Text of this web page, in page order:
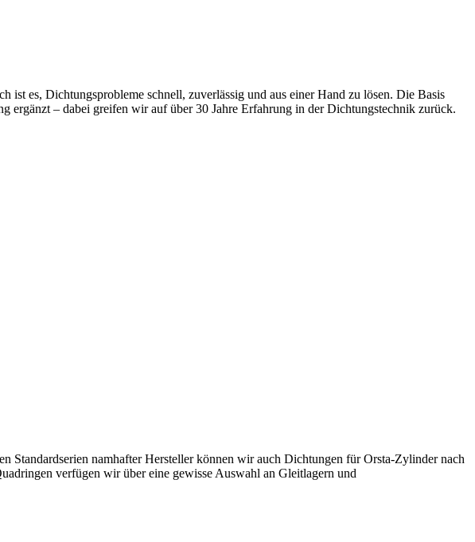
es, Dichtungsprobleme schnell, zuverlässig und aus einer Hand zu lösen. Die Basis
ergänzt – dabei greifen wir auf über 30 Jahre Erfahrung in der Dichtungstechnik zurück.
Standardserien namhafter Hersteller können wir auch Dichtungen für Orsta-Zylinder nach
verfügen wir über eine gewisse Auswahl an Gleitlagern und